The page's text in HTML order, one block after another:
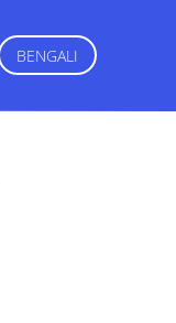
BENGALI